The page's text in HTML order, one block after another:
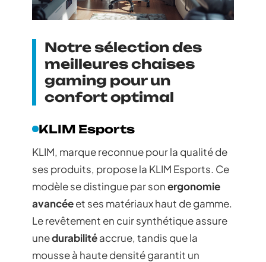
Notre sélection des
meilleures chaises
gaming pour un
confort optimal
KLIM Esports
KLIM, marque reconnue pour la qualité de
ses produits, propose la KLIM Esports. Ce
modèle se distingue par sonergonomie
avancéeet ses matériaux haut de gamme.
Le revêtement en cuir synthétique assure
unedurabilitéaccrue, tandis que la
mousse à haute densité garantit un